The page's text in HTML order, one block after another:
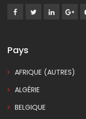
Pays
AFRIQUE (AUTRES)
ALGÉRIE
BELGIQUE